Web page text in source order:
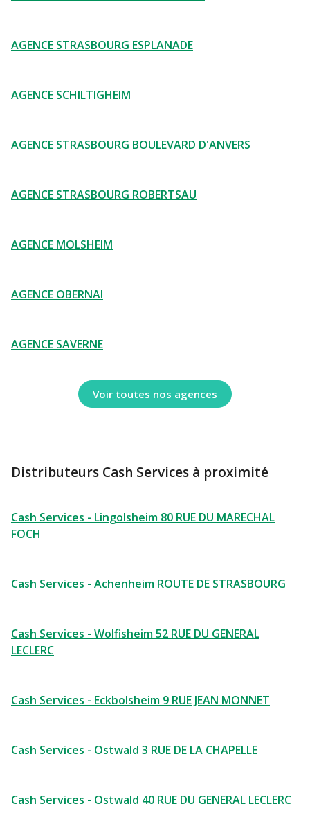
AGENCE STRASBOURG ESPLANADE
AGENCE SCHILTIGHEIM
AGENCE STRASBOURG BOULEVARD D'ANVERS
AGENCE STRASBOURG ROBERTSAU
AGENCE MOLSHEIM
AGENCE OBERNAI
AGENCE SAVERNE
Voir toutes nos agences
Distributeurs Cash Services à proximité
Cash Services - Lingolsheim 80 RUE DU MARECHAL
FOCH
Cash Services - Achenheim ROUTE DE STRASBOURG
Cash Services - Wolfisheim 52 RUE DU GENERAL
LECLERC
Cash Services - Eckbolsheim 9 RUE JEAN MONNET
Cash Services - Ostwald 3 RUE DE LA CHAPELLE
Cash Services - Ostwald 40 RUE DU GENERAL LECLERC